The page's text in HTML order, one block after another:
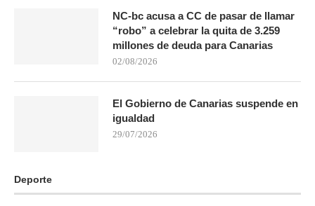
NC-bc acusa a CC de pasar de llamar
“robo” a celebrar la quita de 3.259
millones de deuda para Canarias
02/08/2026
El Gobierno de Canarias suspende en
igualdad
29/07/2026
Deporte